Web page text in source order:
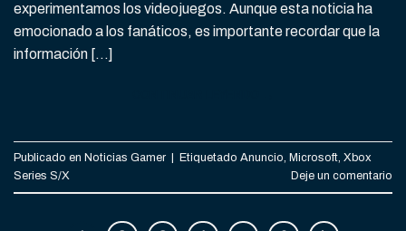
experimentamos los videojuegos. Aunque esta noticia ha
emocionado a los fanáticos, es importante recordar que la
información […]
Publicado en Noticias Gamer | Etiquetado Anuncio, Microsoft, Xbox
Series S/X
Deje un comentario